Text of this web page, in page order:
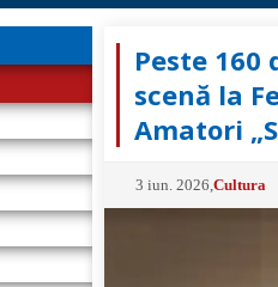
Peste
scenă la
Amatori
3 iun. 2026 ,Cultura